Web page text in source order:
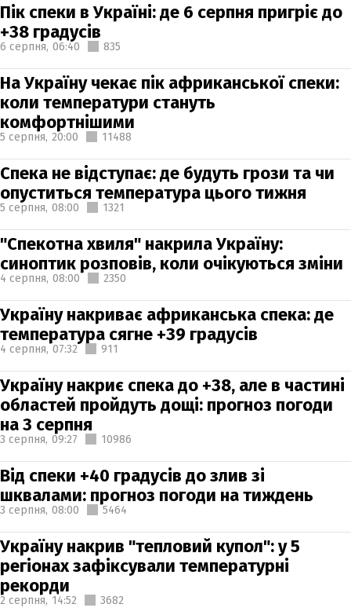
Пік спеки в Україні: де 6 серпня пригріє до
+38 градусів
6 серпня, 06:40 835
На Україну чекає пік африканської спеки:
коли температури стануть
комфортнішими
5 серпня, 20:00 11488
Спека не відступає: де будуть грози та чи
опуститься температура цього тижня
5 серпня, 08:00 1321
"Спекотна хвиля" накрила Україну:
синоптик розповів, коли очікуються зміни
4 серпня, 08:00 2350
Україну накриває африканська спека: де
температура сягне +39 градусів
4 серпня, 07:32 911
Україну накриє спека до +38, але в частині
областей пройдуть дощі: прогноз погоди
на 3 серпня
3 серпня, 09:27 10986
Від спеки +40 градусів до злив зі
шквалами: прогноз погоди на тиждень
3 серпня, 08:00 5464
Україну накрив "тепловий купол": у 5
регіонах зафіксували температурні
рекорди
2 серпня, 14:52 3682